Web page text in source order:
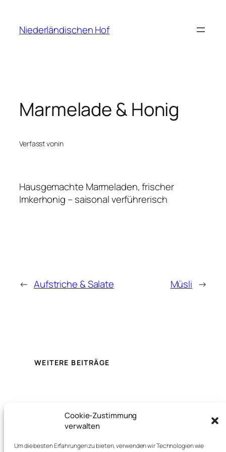
Cookie-Zustimmung
verwalten
Um die besten Erfahrungen zu bieten, verwenden wir Technologien wie
Niederländischen Hof
Marmelade & Honig
Verfasst vonin
Hausgemachte Marmeladen, frischer
Imkerhonig – saisonal verführerisch
← Aufstriche & Salate Müsli →
WEITERE BEITRÄGE